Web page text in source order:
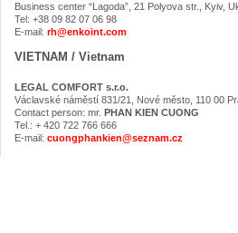
Business center “Lagoda”, 21 Polyova str., Kyiv,
Tel: +38 09 82 07 06 98
E-mail: rh@enkoint.com
VIETNAM / Vietnam
LEGAL COMFORT s.r.o.
Václavské náměstí 831/21, Nové město, 110 00
Contact person: mr. PHAN KIEN CUONG
Tel.: + 420 722 766 666
E-mail: cuongphankien@seznam.cz